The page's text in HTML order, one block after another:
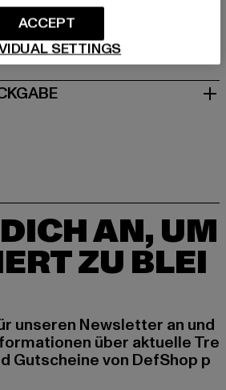
AN, UM
ZU BLEI
unseren Newsletter an und
über aktuelle Tre
Gutscheine von DefShop p
SETTINGS
ACCEPT